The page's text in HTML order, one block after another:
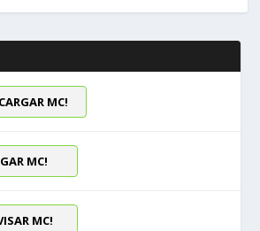
MC!
MC!
MC!